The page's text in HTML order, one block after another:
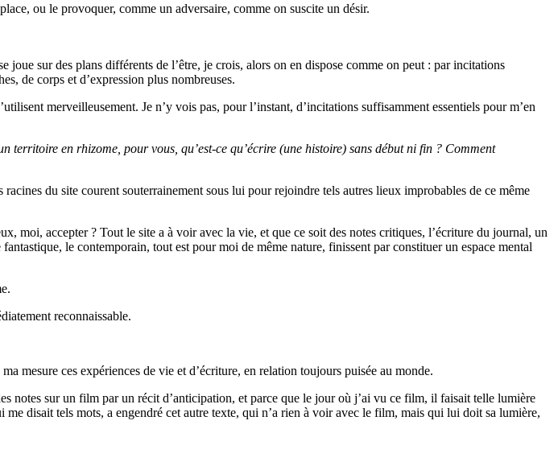
ou le provoquer, comme un adversaire, comme on suscite un désir.
sur des plans différents de l’être, je crois, alors on en dispose comme on peut : par incitations
de corps et d’expression plus nombreuses.
merveilleusement. Je n’y vois pas, pour l’instant, d’incitations suffisamment essentiels pour m’en
territoire en rhizome, pour vous, qu’est-ce qu’écrire (une histoire) sans début ni fin ? Comment
du site courent souterrainement sous lui pour rejoindre tels autres lieux improbables de ce même
moi, accepter ? Tout le site a à voir avec la vie, et que ce soit des notes critiques, l’écriture du journal, un
le contemporain, tout est pour moi de même nature, finissent par constituer un espace mental
reconnaissable.
mesure ces expériences de vie et d’écriture, en relation toujours puisée au monde.
notes sur un film par un récit d’anticipation, et parce que le jour où j’ai vu ce film, il faisait telle lumière
disait tels mots, a engendré cet autre texte, qui n’a rien à voir avec le film, mais qui lui doit sa lumière,